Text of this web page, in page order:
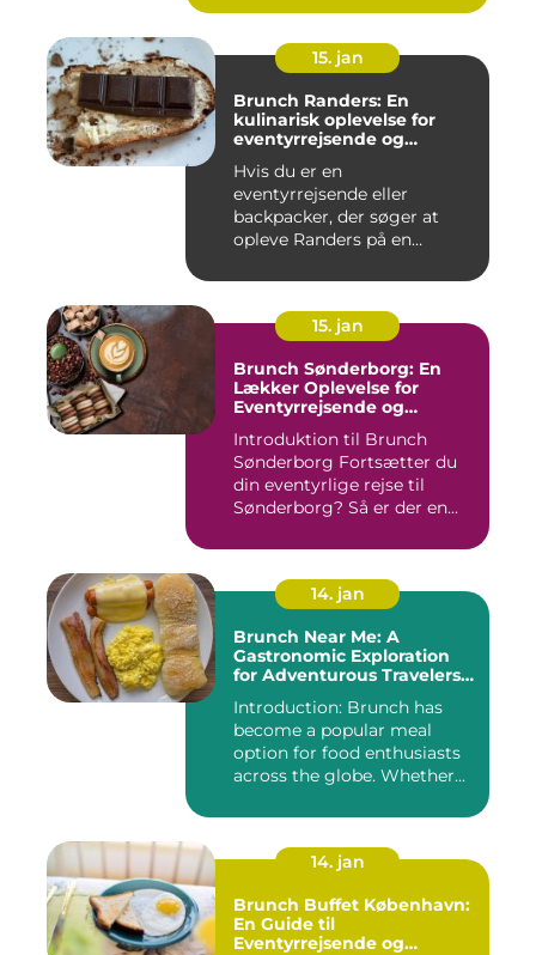
15. jan
Brunch Randers: En
kulinarisk oplevelse for
eventyrrejsende og
Hvis du er en
eventyrrejsende eller
backpacker, der søger at
opleve Randers på en
15. jan
Brunch Sønderborg: En
Lækker Oplevelse for
Eventyrrejsende og
Introduktion til Brunch
Sønderborg Fortsætter du
din eventyrlige rejse til
Sønderborg? Så er der en...
14. jan
Brunch Near Me: A
Gastronomic Exploration
for Adventurous Travelers
Introduction: Brunch has
become a popular meal
option for food enthusiasts
across the globe. Whether...
14. jan
Brunch Buffet København:
En Guide til
Eventyrrejsende og